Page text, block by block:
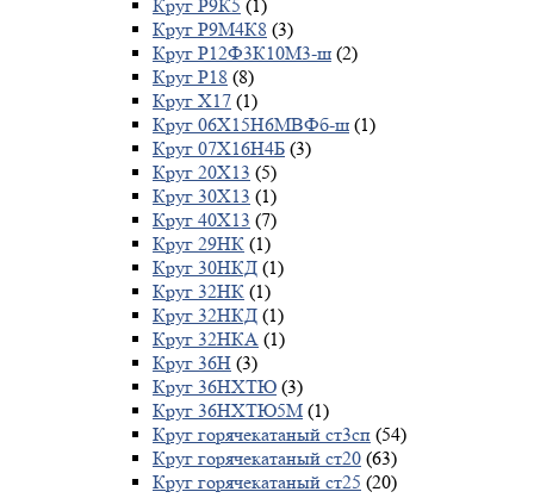
Круг Р9К5 (1)
Круг Р9М4К8 (3)
Круг Р12Ф3К10М3-ш (2)
Круг Р18 (8)
Круг Х17 (1)
Круг 06Х15Н6МВФб-ш (1)
Круг 07Х16Н4Б (3)
Круг 20Х13 (5)
Круг 30Х13 (1)
Круг 40Х13 (7)
Круг 29НК (1)
Круг 30НКД (1)
Круг 32НК (1)
Круг 32НКД (1)
Круг 32НКА (1)
Круг 36Н (3)
Круг 36НХТЮ (3)
Круг 36НХТЮ5М (1)
Круг горячекатаный ст3сп (54)
Круг горячекатаный ст20 (63)
Круг горячекатаный ст25 (20)